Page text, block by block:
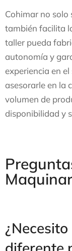
Cohimar no solo
también facilita
taller pueda
autonomía y
experiencia en
asesorarle en la
volumen de
disponibilidad y